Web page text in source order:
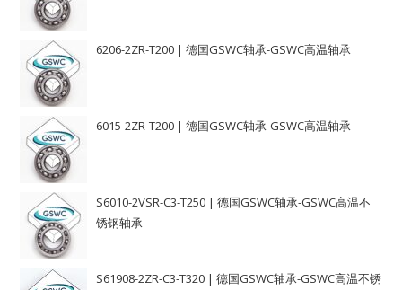
6206-2ZR-T200 | 德国GSWC轴承-GSWC高温轴承
6015-2ZR-T200 | 德国GSWC轴承-GSWC高温轴承
S6010-2VSR-C3-T250 | 德国GSWC轴承-GSWC高温不
锈钢轴承
S61908-2ZR-C3-T320 | 德国GSWC轴承-GSWC高温不锈